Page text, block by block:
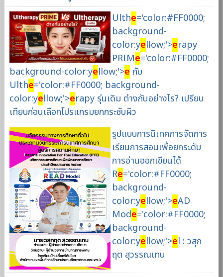
Ulthe='color:#FF0000;
background-
color:yellow;'>erapy
PRIMe='color:#FF0000;
background-color:yellow;'>e กับ
Ulthe='color:#FF0000; background-
color:yellow;'>erapy รุ่นเดิม ต่างกันอย่างไร? เปรียบ
เทียบก่อนเลือกโปรแกรมยกกระชับผิว
รูปแบบการนิเทศการจัดการ
เรียนการสอนเพื่อยกระดับ
การอ่านออกเขียนได้
Re='color:#FF0000;
background-
color:yellow;'>eAD
Mode='color:#FF0000;
background-
color:yellow;'>el : วสุก
ฤต สุวรรณเทน